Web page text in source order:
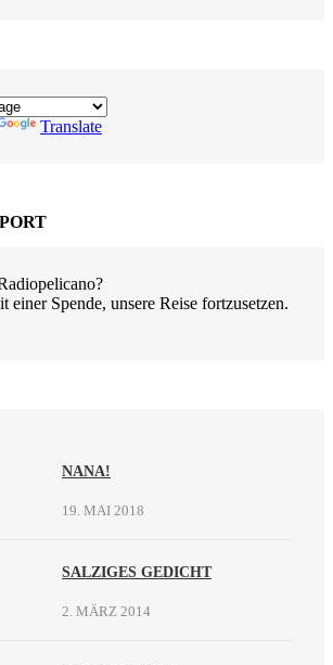
Translate
einer Spende, unsere Reise fortzusetzen.
NANA!
19. MAI 2018
SALZIGES GEDICHT
2. MÄRZ 2014